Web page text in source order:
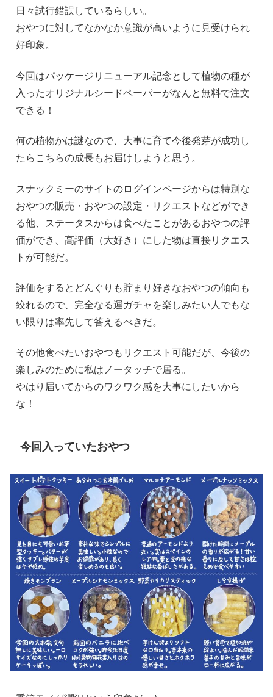
日々試行錯誤しているらしい。
おやつに対してなかなか意識が高いように見受けられ
好印象。
今回はパッケージリニューアル記念として植物の種が
入ったオリジナルシードペーパーがなんと無料で注文
できる！
何の植物かは謎なので、大事に育て今後発芽が成功し
たらこちらの成長もお届けしようと思う。
スナックミーのサイトのログインページからは特別な
おやつの販売・おやつの設定・リクエストなどができ
る他、ステータスからは食べたことがあるおやつの評
価ができ、高評価（大好き）にした物は直接リクエス
トが可能だ。
評価をするとどんぐりも貯まり好きなおやつの傾向も
絞れるので、完全なる運ガチャを楽しみたい人でもな
い限りは率先して答えるべきだ。
その他食べたいおやつもリクエスト可能だが、今後の
楽しみのために私はノータッチで居る。
やはり届いてからのワクワク感を大事にしたいから
な！
今回入っていたおやつ